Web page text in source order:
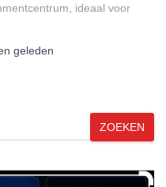
ideaal voor
geleden
ZOEKEN